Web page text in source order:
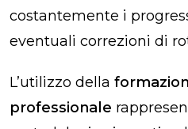
costantemente i
eventuali correzioni di
L’utilizzo della
professionale